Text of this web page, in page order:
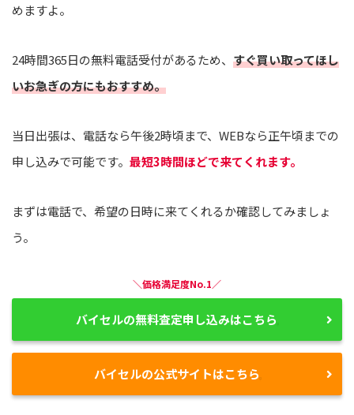
めますよ。
24時間365日の無料電話受付があるため、 すぐ買い取ってほし
いお急ぎの方にもおすすめ。
当日出張は、電話なら午後2時頃まで、WEBなら正午頃までの
申し込みで可能です。 最短3時間ほどで来てくれます。
まずは電話で、希望の日時に来てくれるか確認してみましょ
う。
＼価格満足度No.1／
バイセルの無料査定申し込みはこちら
バイセルの公式サイトはこちら